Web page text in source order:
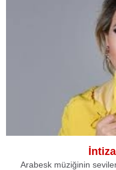
Arabesk müziğinin